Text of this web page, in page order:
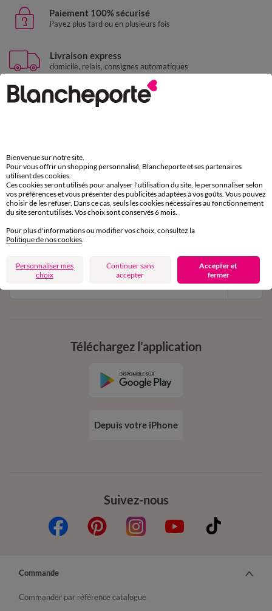
Paiement 100% sécurisé
Payez plus tard ou en plusieurs fois
Livraison express
domicile, relais, consignes automatiques
Retours gratuits
sous 30 jours avec Mondial Relay uniquement
de 8h00 à 20h00 du lundi au samedi
11€ Offerts
Suivez-nous
Téléchargez l’application
Depuis votre iPhone
Commande
Commander par référence catalogue
Bienvenue sur notre site.
Pour vous offrir un shopping personnalisé, Blancheporte et ses partenaires
utilisent des cookies.
Ces cookies seront utilisés pour analyser l'utilisation du site, le personnaliser selon
vos préférences et vous présenter des publicités adaptées à vos goûts. Vous pouvez
choisir de les refuser. Dans ce cas, seuls les cookies nécessaires au fonctionnement
du site seront utilisés. Vos choix sont conservés 6 mois.
Pour plus d'informations ou modifier vos choix, consultez la
Politique de nos cookies.
Personnaliser mes
choix
Continuer sans
accepter
Accepter et
fermer